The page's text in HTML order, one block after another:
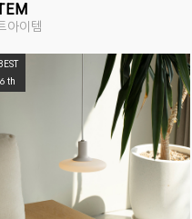
아이템
BEST
6 th